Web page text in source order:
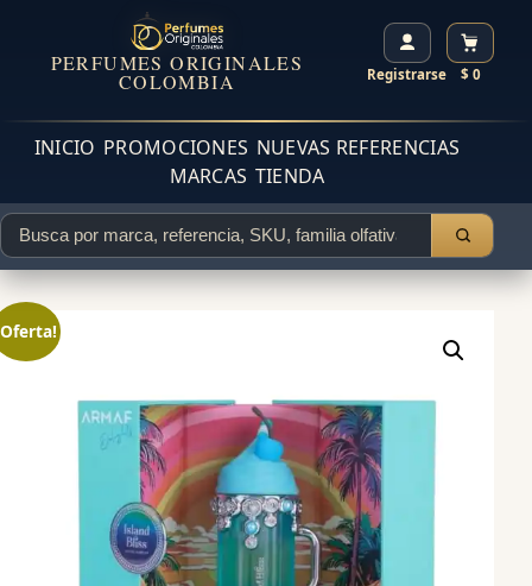
PERFUMES ORIGINALES
COLOMBIA Registrarse $ 0
INICIO PROMOCIONES NUEVAS REFERENCIAS
MARCAS TIENDA